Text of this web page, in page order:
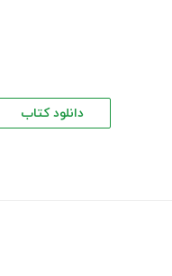
دانلود کتاب